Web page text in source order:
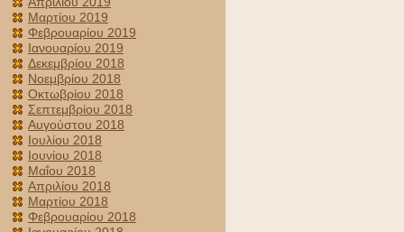
Μαρτίου 2019
Φεβρουαρίου 2019
Ιανουαρίου 2019
Δεκεμβρίου 2018
Νοεμβρίου 2018
Οκτωβρίου 2018
Σεπτεμβρίου 2018
Αυγούστου 2018
Ιουλίου 2018
Ιουνίου 2018
Μαΐου 2018
Απριλίου 2018
Μαρτίου 2018
Φεβρουαρίου 2018